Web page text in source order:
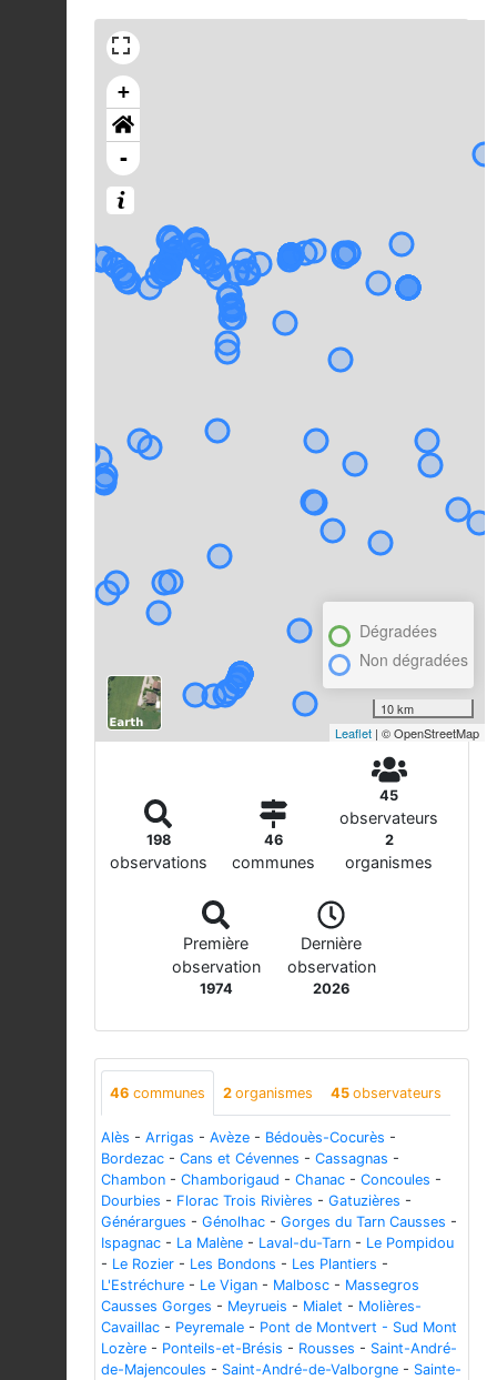
+
-
Dégradées
Non dégradées
10 km
Leaflet | © OpenStreetMap
198
observations
46
communes
45
observateurs
2
organismes
Première
observation
1974
Dernière
observation
2026
46 communes 2 organismes 45 observateurs
Alès - Arrigas - Avèze - Bédouès-Cocurès -
Bordezac - Cans et Cévennes - Cassagnas -
Chambon - Chamborigaud - Chanac - Concoules -
Dourbies - Florac Trois Rivières - Gatuzières -
Générargues - Génolhac - Gorges du Tarn Causses -
Ispagnac - La Malène - Laval-du-Tarn - Le Pompidou
- Le Rozier - Les Bondons - Les Plantiers -
L'Estréchure - Le Vigan - Malbosc - Massegros
Causses Gorges - Meyrueis - Mialet - Molières-
Cavaillac - Peyremale - Pont de Montvert - Sud Mont
Lozère - Ponteils-et-Brésis - Rousses - Saint-André-
de-Majencoules - Saint-André-de-Valborgne - Sainte-